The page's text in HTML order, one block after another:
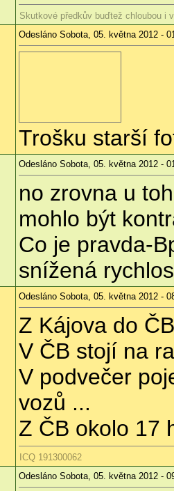
Skutkové předkův buďtež chloubou i
Odesláno Sobota, 05. května 2012 -
Trošku starší
Odesláno Sobota, 05. května 2012 -
no zrovna u
mohlo být
Co je pravda-
snížená
Odesláno Sobota, 05. května 2012 -
Z Kájova do
V ČB stojí na
V podvečer
vozů ...
Z ČB okolo 17
ICQ 191300062
Odesláno Sobota, 05. května 2012 -